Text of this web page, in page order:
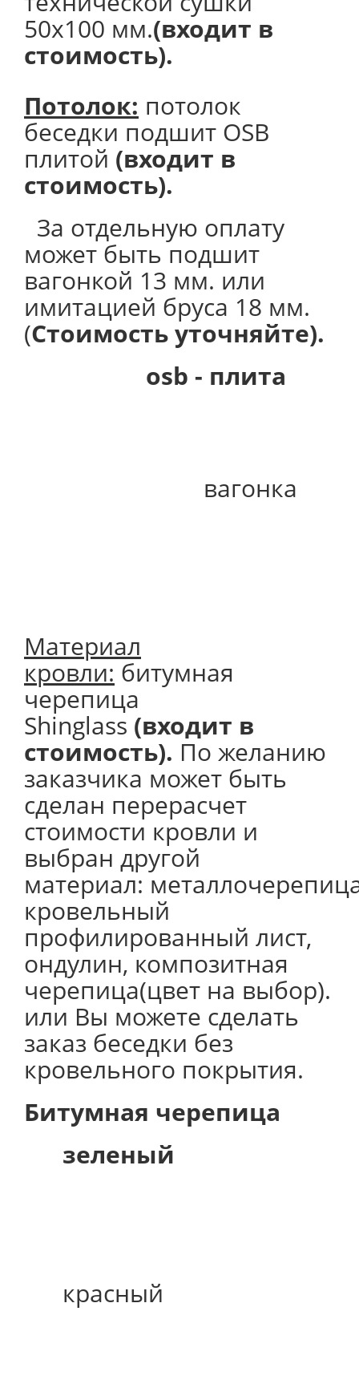
50х100 мм.(входит в
стоимость).
Потолок: потолок
беседки подшит OSB
плитой (входит в
стоимость).
За отдельную оплату
может быть подшит
вагонкой 13 мм. или
имитацией бруса 18 мм.
(Стоимость уточняйте).
osb - плита
вагонка
Материал
кровли: битумная
черепица
Shinglass (входит в
стоимость). По желанию
заказчика может быть
сделан перерасчет
стоимости кровли и
выбран другой
материал:
кровельный
профилированный лист,
ондулин, композитная
черепица(цвет на выбор).
или Вы можете сделать
заказ беседки без
кровельного покрытия.
Битумная черепица
зеленый
красный